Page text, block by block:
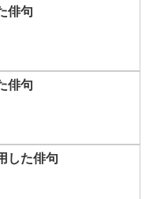
俳句
俳句
した俳句